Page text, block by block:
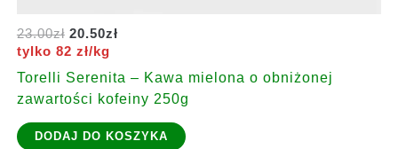
23.00zł Pierwotna
cena
23.00zł.
20.50złAktualna
20.50zł.
tylko 82 zł/kg
Torelli Serenita – Kawa mielona o obniżonej
zawartości kofeiny 250g
DODAJ DO KOSZYKA